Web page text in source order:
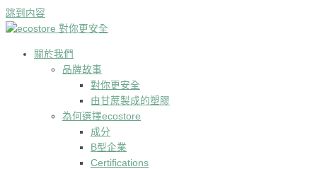
跳到内容
關於我們
品牌故事
對你更安全
由甘蔗製成的塑膠
為何選擇ecostore
成分
B型企業
Certifications